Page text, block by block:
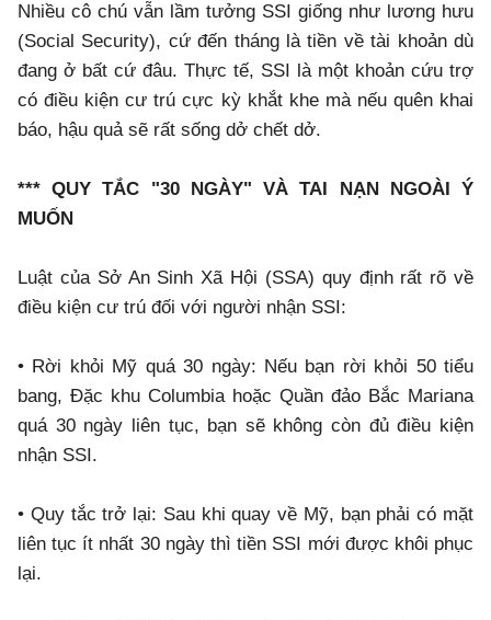
Nhiều cô chú vẫn lầm tưởng SSI giống như lương hưu
(Social Security), cứ đến tháng là tiền về tài khoản dù
đang ở bất cứ đâu. Thực tế, SSI là một khoản cứu trợ
có điều kiện cư trú cực kỳ khắt khe mà nếu quên khai
báo, hậu quả sẽ rất sống dở chết dở.
*** QUY TẮC "30 NGÀY" VÀ TAI NẠN NGOÀI Ý
MUỐN
Luật của Sở An Sinh Xã Hội (SSA) quy định rất rõ về
điều kiện cư trú đối với người nhận SSI:
• Rời khỏi Mỹ quá 30 ngày: Nếu bạn rời khỏi 50 tiểu
bang, Đặc khu Columbia hoặc Quần đảo Bắc Mariana
quá 30 ngày liên tục, bạn sẽ không còn đủ điều kiện
nhận SSI.
• Quy tắc trở lại: Sau khi quay về Mỹ, bạn phải có mặt
liên tục ít nhất 30 ngày thì tiền SSI mới được khôi phục
lại.